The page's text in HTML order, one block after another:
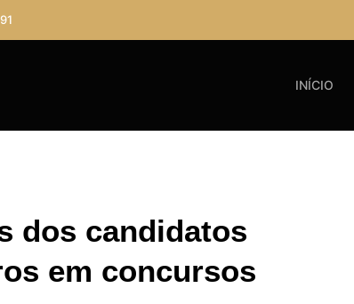
INÍCIO
dos candidatos
em concursos